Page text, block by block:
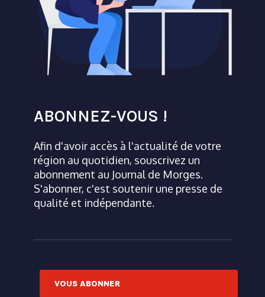
ABONNEZ-VOUS !
Afin d'avoir accès à l'actualité de votre
région au quotidien, souscrivez un
abonnement au Journal de Morges.
S'abonner, c'est soutenir une presse de
qualité et indépendante.
VOUS ABONNER